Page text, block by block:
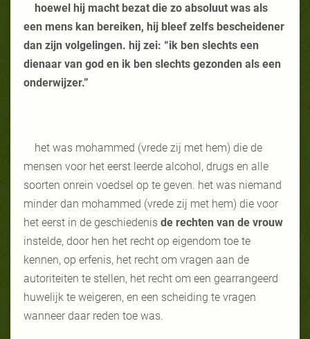
hoewel hij macht bezat die zo absoluut was als
een mens kan bereiken, hij bleef zelfs bescheidener
dan zijn volgelingen. hij zei: “ik ben slechts een
dienaar van god en ik ben slechts gezonden als een
onderwijzer.”
het was mohammed (vrede zij met hem) die de
mensen voor het eerst leerde alcohol, drugs en alle
soorten onrein voedsel op te geven. het was niemand
minder dan mohammed (vrede zij met hem) die voor
het eerst in de geschiedenis de rechten van de vrouw
instelde, door hen het recht op eigendom toe te
kennen, op erfenis, het recht om vragen aan de
autoriteiten te stellen, het recht om een gearrangeerd
huwelijk te weigeren, en een scheiding te vragen
wanneer daar reden toe was.